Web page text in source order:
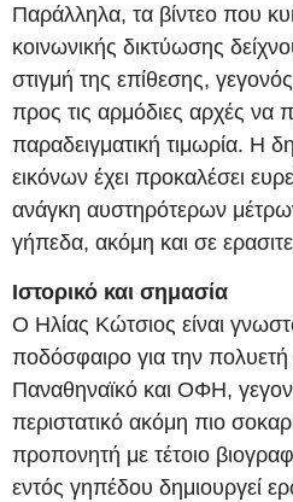
Παράλληλα, τα βίντεο που
κοινωνικής δικτύωσης
στιγμή της επίθεσης,
προς τις αρμόδιες αρχές
παραδειγματική τιμωρία. Η
εικόνων έχει προκαλέσει
ανάγκη αυστηρότερων
γήπεδα, ακόμη και σε
Ιστορικό και σημασία
Ο Ηλίας Κώτσιος είναι
ποδόσφαιρο για την πολυετή
Παναθηναϊκό και ΟΦΗ,
περιστατικό ακόμη πιο
προπονητή με τέτοιο
εντός γηπέδου δημιουργεί